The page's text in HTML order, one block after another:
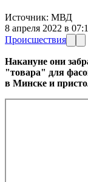
Источник: МВД
8 апреля 2022 в
Происшествия
Накануне они
"товара" для
в Минске и